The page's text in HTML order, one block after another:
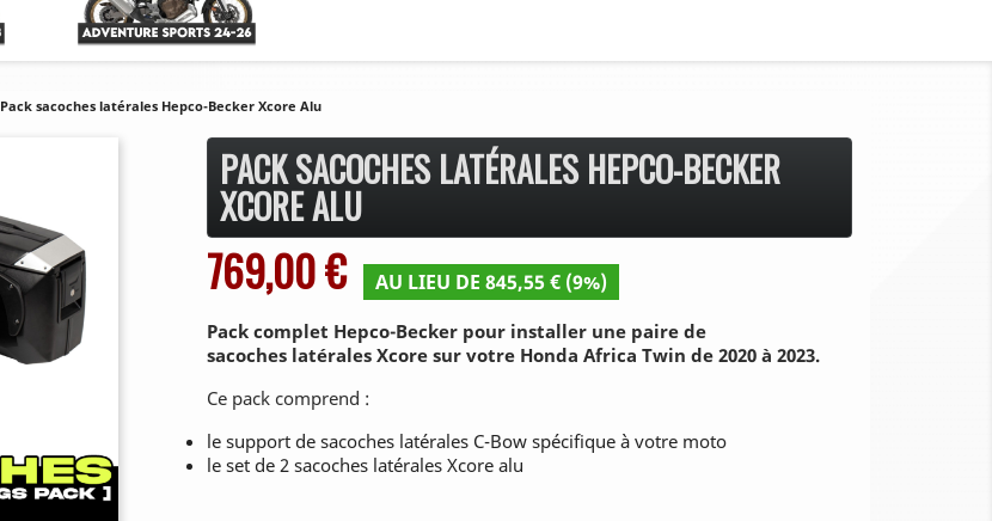
Pack sacoches latérales Hepco-Becker Xcore Alu
PACK SACOCHES LATÉRALES HEPCO-BECKER
XCORE ALU
769,00 € AU LIEU DE 845,55 € (9%)
Pack complet Hepco-Becker pour installer une paire de
sacoches latérales Xcore sur votre Honda Africa Twin de 2020 à 2023.
Ce pack comprend :
le support de sacoches latérales C-Bow spécifique à votre moto
le set de 2 sacoches latérales Xcore alu